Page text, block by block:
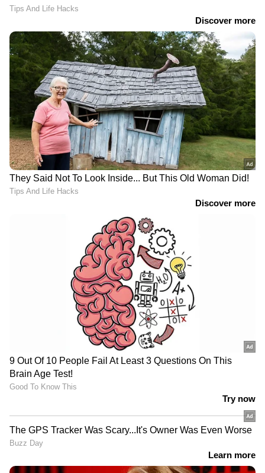
View on Threads
അത്തരക്കാരെ അവഗണിക്കുക
യുവതിയുടെ കുറിപ്പിന് താഴെ, മുതിർന്ന
സ്ത്രീകൾ തങ്ങളുടെ വസ്ത്രങ്ങൾക്കെതിരെ
പതിവാണെന്ന് നിരവധി യുവതികളാണ്
പ്രതികരിച്ചത്. അമ്മായിമാരും പ്രായമുള്ള
കസിൻ സഹോദരിമാരും ഇപ്പോഴും
കുറ്റപ്പെടുത്തലും ഭീഷണിയും തുടരുന്നെന്നും
കുത്തിക്കൊന്നു | Faridabad | Crime
News
വിവാഹത്തിന് നിർബന്ധിച്ചു;
വാക്കുതർക്കത്തിന് പിന്നാലെ
നൃത്ത അധ്യാപികയെ കഴുത്തു
ഞെരിച്ച് കൊലപ്പെടുത്തി